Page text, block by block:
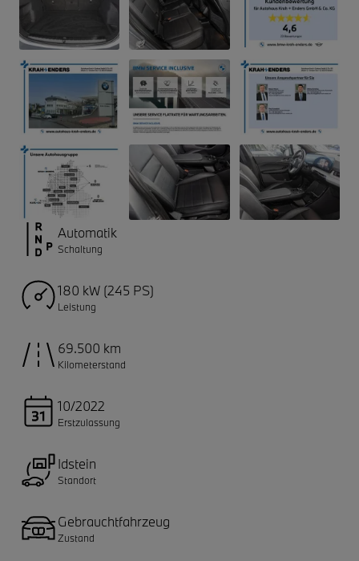
Automatik
Schaltung
180 kW (245 PS)
Leistung
69.500 km
Kilometerstand
10/2022
Erstzulassung
Idstein
Standort
Gebrauchtfahrzeug
Zustand